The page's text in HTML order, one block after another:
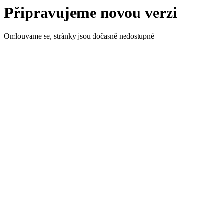
Připravujeme novou verzi
Omlouváme se, stránky jsou dočasně nedostupné.